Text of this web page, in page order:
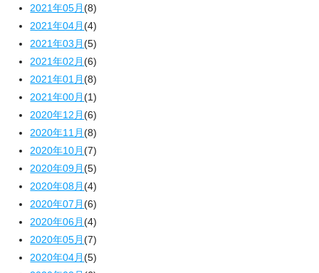
2021年05月(8)
2021年04月(4)
2021年03月(5)
2021年02月(6)
2021年01月(8)
2021年00月(1)
2020年12月(6)
2020年11月(8)
2020年10月(7)
2020年09月(5)
2020年08月(4)
2020年07月(6)
2020年06月(4)
2020年05月(7)
2020年04月(5)